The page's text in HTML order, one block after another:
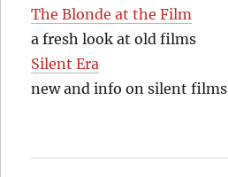
The Blonde at the Film
a fresh look at old films
Silent Era
new and info on silent films